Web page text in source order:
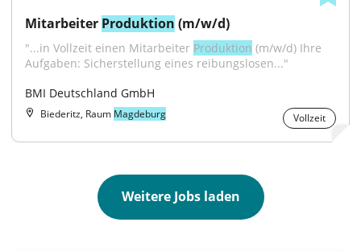
Mitarbeiter Produktion (m/w/d)
"...in Vollzeit einen Mitarbeiter Produktion (m/w/d) Ihre
Aufgaben: Sicherstellung eines reibungslosen..."
BMI Deutschland GmbH
Biederitz, Raum Magdeburg Vollzeit
Weitere Jobs laden